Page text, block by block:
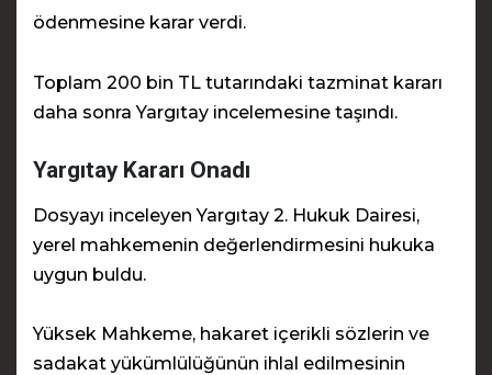
ödenmesine karar verdi.
Toplam 200 bin TL tutarındaki tazminat kararı
daha sonra Yargıtay incelemesine taşındı.
Yargıtay Kararı Onadı
Dosyayı inceleyen Yargıtay 2. Hukuk Dairesi,
yerel mahkemenin değerlendirmesini hukuka
uygun buldu.
Yüksek Mahkeme, hakaret içerikli sözlerin ve
sadakat yükümlülüğünün ihlal edilmesinin